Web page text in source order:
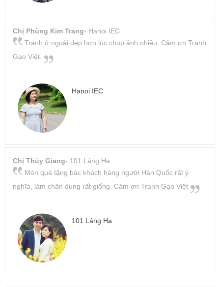
Chị Phùng Kim Trang- Hanoi IEC
Tranh ở ngoài đẹp hơn lúc chụp ảnh nhiều, Cảm ơn Tranh
Gạo Việt.
Hanoi IEC
Chị Thùy Giang- 101 Láng Hạ
Món quà tặng bác khách hàng người Hàn Quốc rất ý
nghĩa, làm chân dung rất giống. Cảm ơn Tranh Gạo Việt
101 Láng Hạ